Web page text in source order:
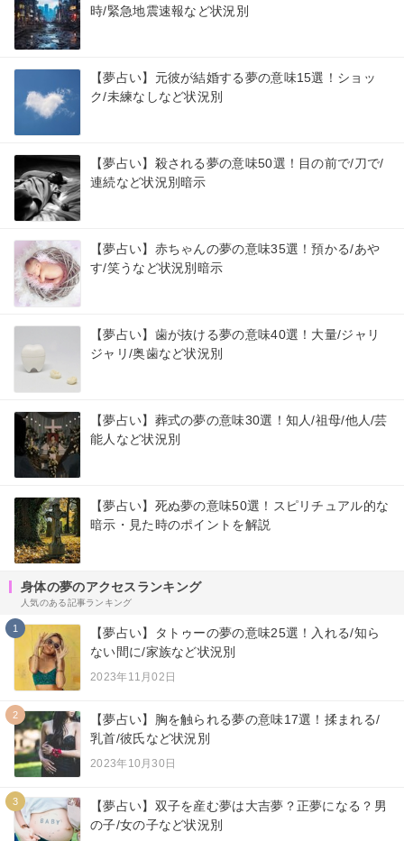
時/緊急地震速報など状況別
【夢占い】元彼が結婚する夢の意味15選！ショッ
ク/未練なしなど状況別
【夢占い】殺される夢の意味50選！目の前で/刀で/
連続など状況別暗示
【夢占い】赤ちゃんの夢の意味35選！預かる/あや
す/笑うなど状況別暗示
【夢占い】歯が抜ける夢の意味40選！大量/ジャリ
ジャリ/奥歯など状況別
【夢占い】葬式の夢の意味30選！知人/祖母/他人/芸
能人など状況別
【夢占い】死ぬ夢の意味50選！スピリチュアル的な
暗示・見た時のポイントを解説
身体の夢のアクセスランキング
人気のある記事ランキング
1
【夢占い】タトゥーの夢の意味25選！入れる/知ら
ない間に/家族など状況別
2023年11月02日
2
【夢占い】胸を触られる夢の意味17選！揉まれる/
乳首/彼氏など状況別
2023年10月30日
3
【夢占い】双子を産む夢は大吉夢？正夢になる？男
の子/女の子など状況別